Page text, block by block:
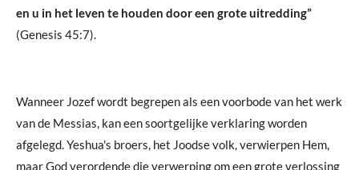
en u in het leven te houden door een grote uitredding”
(Genesis 45:7).
Wanneer Jozef wordt begrepen als een voorbode van het werk
van de Messias, kan een soortgelijke verklaring worden
afgelegd. Yeshua's broers, het Joodse volk, verwierpen Hem,
maar God verordende die verwerping om een ​​grote verlossing